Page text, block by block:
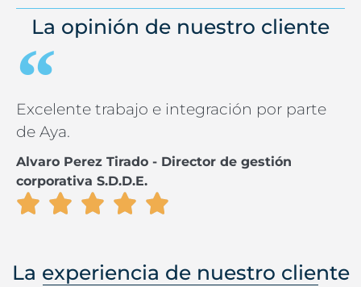
La opinión de nuestro cliente
Excelente trabajo e integración por parte
de Aya.
Alvaro Perez Tirado - Director de gestión
corporativa S.D.D.E.
La experiencia de nuestro cliente